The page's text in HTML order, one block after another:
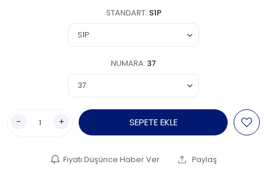
STANDART: S1P
NUMARA: 37
- + SEPETE EKLE
Fiyatı Düşünce Haber Ver Paylaş